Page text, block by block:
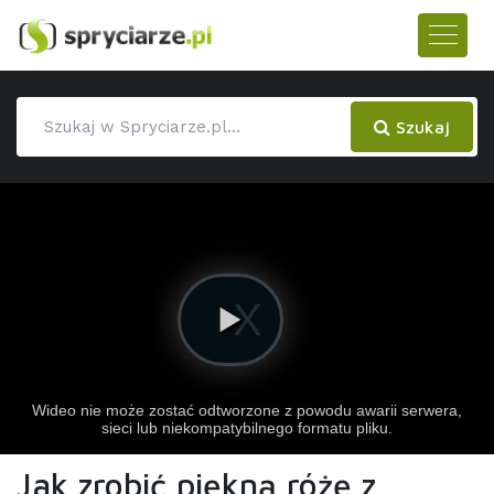
Szukaj
Jak zrobić piękną różę z